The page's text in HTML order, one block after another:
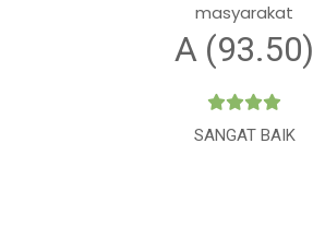
masyarakat
A (93.50)
SANGAT BAIK